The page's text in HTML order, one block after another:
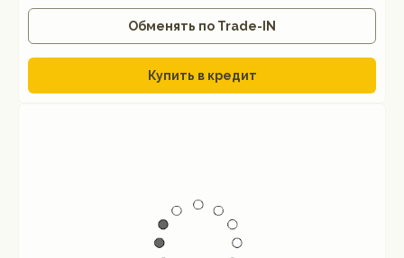
Обменять по Trade-IN
Купить в кредит